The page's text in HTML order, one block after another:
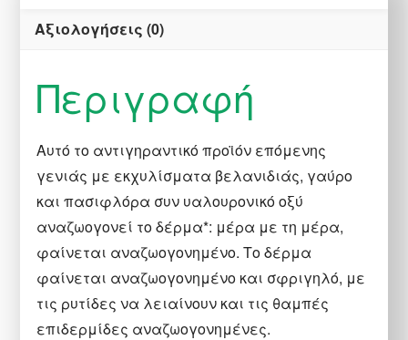
Αξιολογήσεις (0)
Περιγραφή
Αυτό το αντιγηραντικό προϊόν επόμενης
γενιάς με εκχυλίσματα βελανιδιάς, γαύρο
και πασιφλόρα συν υαλουρονικό οξύ
αναζωογονεί το δέρμα*: μέρα με τη μέρα,
φαίνεται αναζωογονημένο. Το δέρμα
φαίνεται αναζωογονημένο και σφριγηλό, με
τις ρυτίδες να λειαίνουν και τις θαμπές
επιδερμίδες αναζωογονημένες.